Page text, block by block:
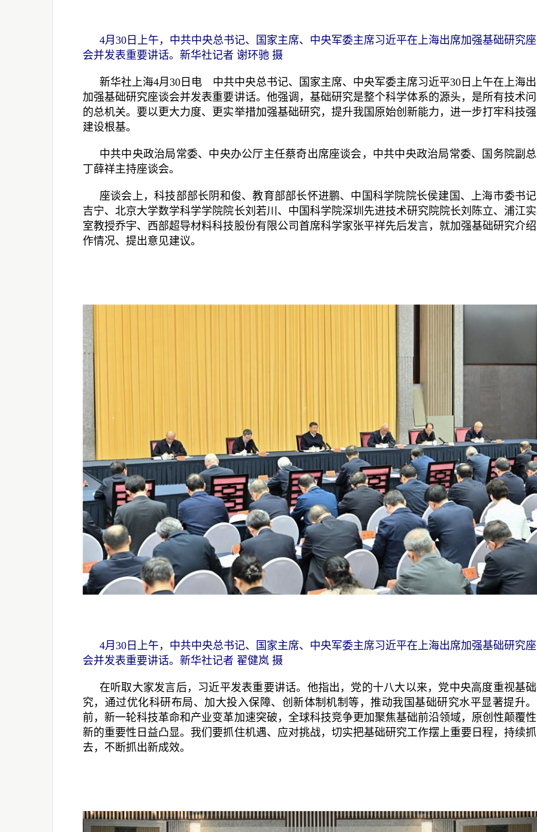
4月30日上午，中共中央总书记、国家主席、中央军委主席习近平在上海出席加强基础研究
会并发表重要讲话。新华社记者 谢环驰 摄
新华社上海4月30日电 中共中央总书记、国家主席、中央军委主席习近平30日上午在上海
加强基础研究座谈会并发表重要讲话。他强调，基础研究是整个科学体系的源头，是所有技术
的总机关。要以更大力度、更实举措加强基础研究，提升我国原始创新能力，进一步打牢科技
建设根基。
中共中央政治局常委、中央办公厅主任蔡奇出席座谈会，中共中央政治局常委、国务院副
丁薛祥主持座谈会。
座谈会上，科技部部长阴和俊、教育部部长怀进鹏、中国科学院院长侯建国、上海市委书
吉宁、北京大学数学科学学院院长刘若川、中国科学院深圳先进技术研究院院长刘陈立、浦江
室教授乔宇、西部超导材料科技股份有限公司首席科学家张平祥先后发言，就加强基础研究介
作情况、提出意见建议。
4月30日上午，中共中央总书记、国家主席、中央军委主席习近平在上海出席加强基础研究
会并发表重要讲话。新华社记者 翟健岚 摄
在听取大家发言后，习近平发表重要讲话。他指出，党的十八大以来，党中央高度重视基
究，通过优化科研布局、加大投入保障、创新体制机制等，推动我国基础研究水平显著提升
前，新一轮科技革命和产业变革加速突破，全球科技竞争更加聚焦基础前沿领域，原创性颠覆
新的重要性日益凸显。我们要抓住机遇、应对挑战，切实把基础研究工作摆上重要日程，持续
去，不断抓出新成效。